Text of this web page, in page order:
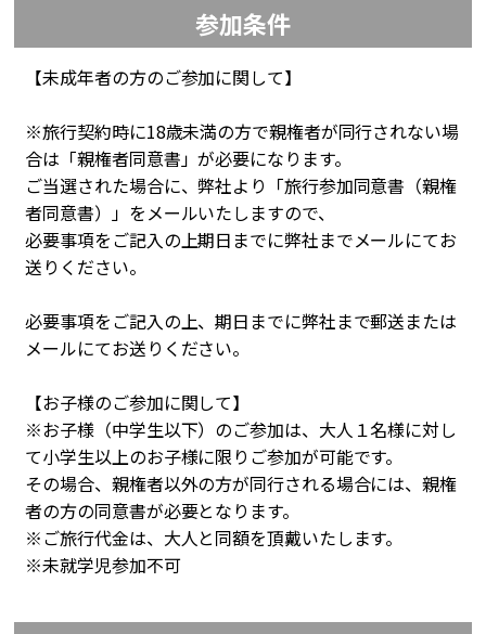
参加条件
【未成年者の方のご参加に関して】
※旅行契約時に18歳未満の方で親権者が同行されない場
合は「親権者同意書」が必要になります。
ご当選された場合に、弊社より「旅行参加同意書（親権
者同意書）」をメールいたしますので、
必要事項をご記入の上期日までに弊社までメールにてお
送りください。
必要事項をご記入の上、期日までに弊社まで郵送または
メールにてお送りください。
【お子様のご参加に関して】
※お子様（中学生以下）のご参加は、大人１名様に対し
て小学生以上のお子様に限りご参加が可能です。
その場合、親権者以外の方が同行される場合には、親権
者の方の同意書が必要となります。
※ご旅行代金は、大人と同額を頂戴いたします。
※未就学児参加不可